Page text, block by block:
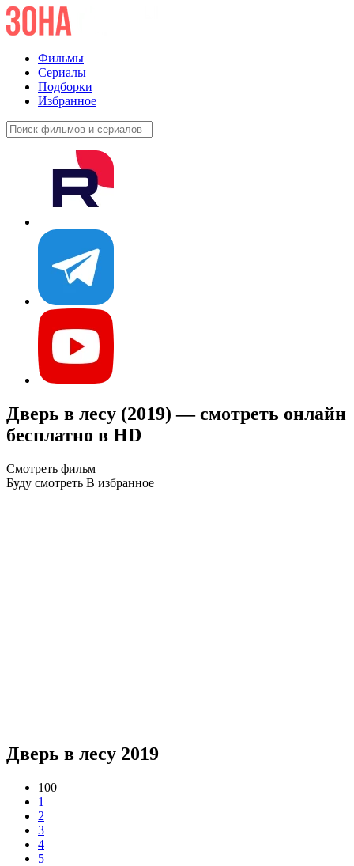
Фильмы
Сериалы
Подборки
Избранное
Дверь в лесу (2019) — смотреть онлайн
бесплатно в HD
Смотреть фильм
Буду смотреть В избранное
Дверь в лесу 2019
100
1
2
3
4
5